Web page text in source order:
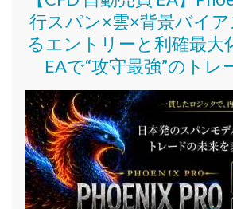
行スパン×雲×背景バイ
るエントリーと利確最大
EAで“攻守最強”のトレ